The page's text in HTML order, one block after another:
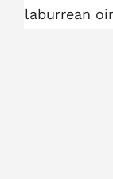
laburrean